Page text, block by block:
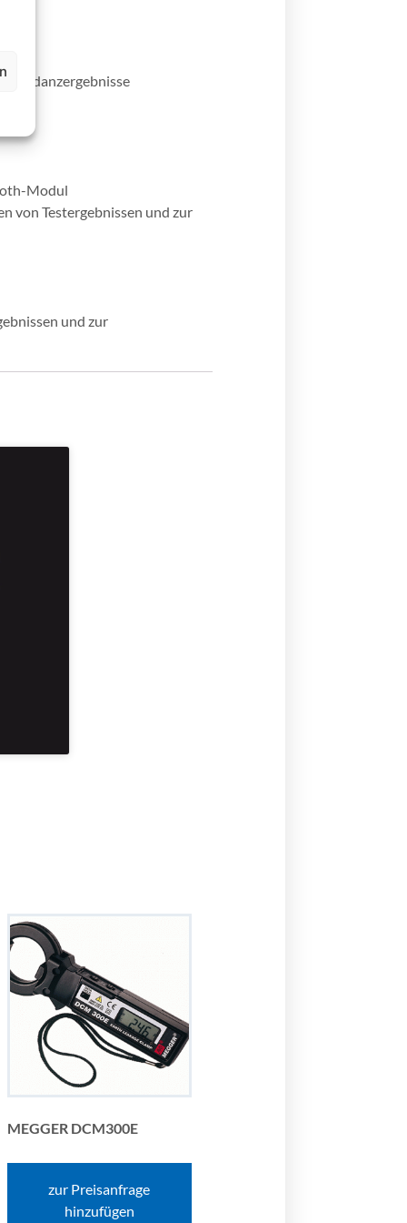
Modul
von Testergebnissen und zur
und zur
MEGGER DCM300E
zur Preisanfrage
hinzufügen